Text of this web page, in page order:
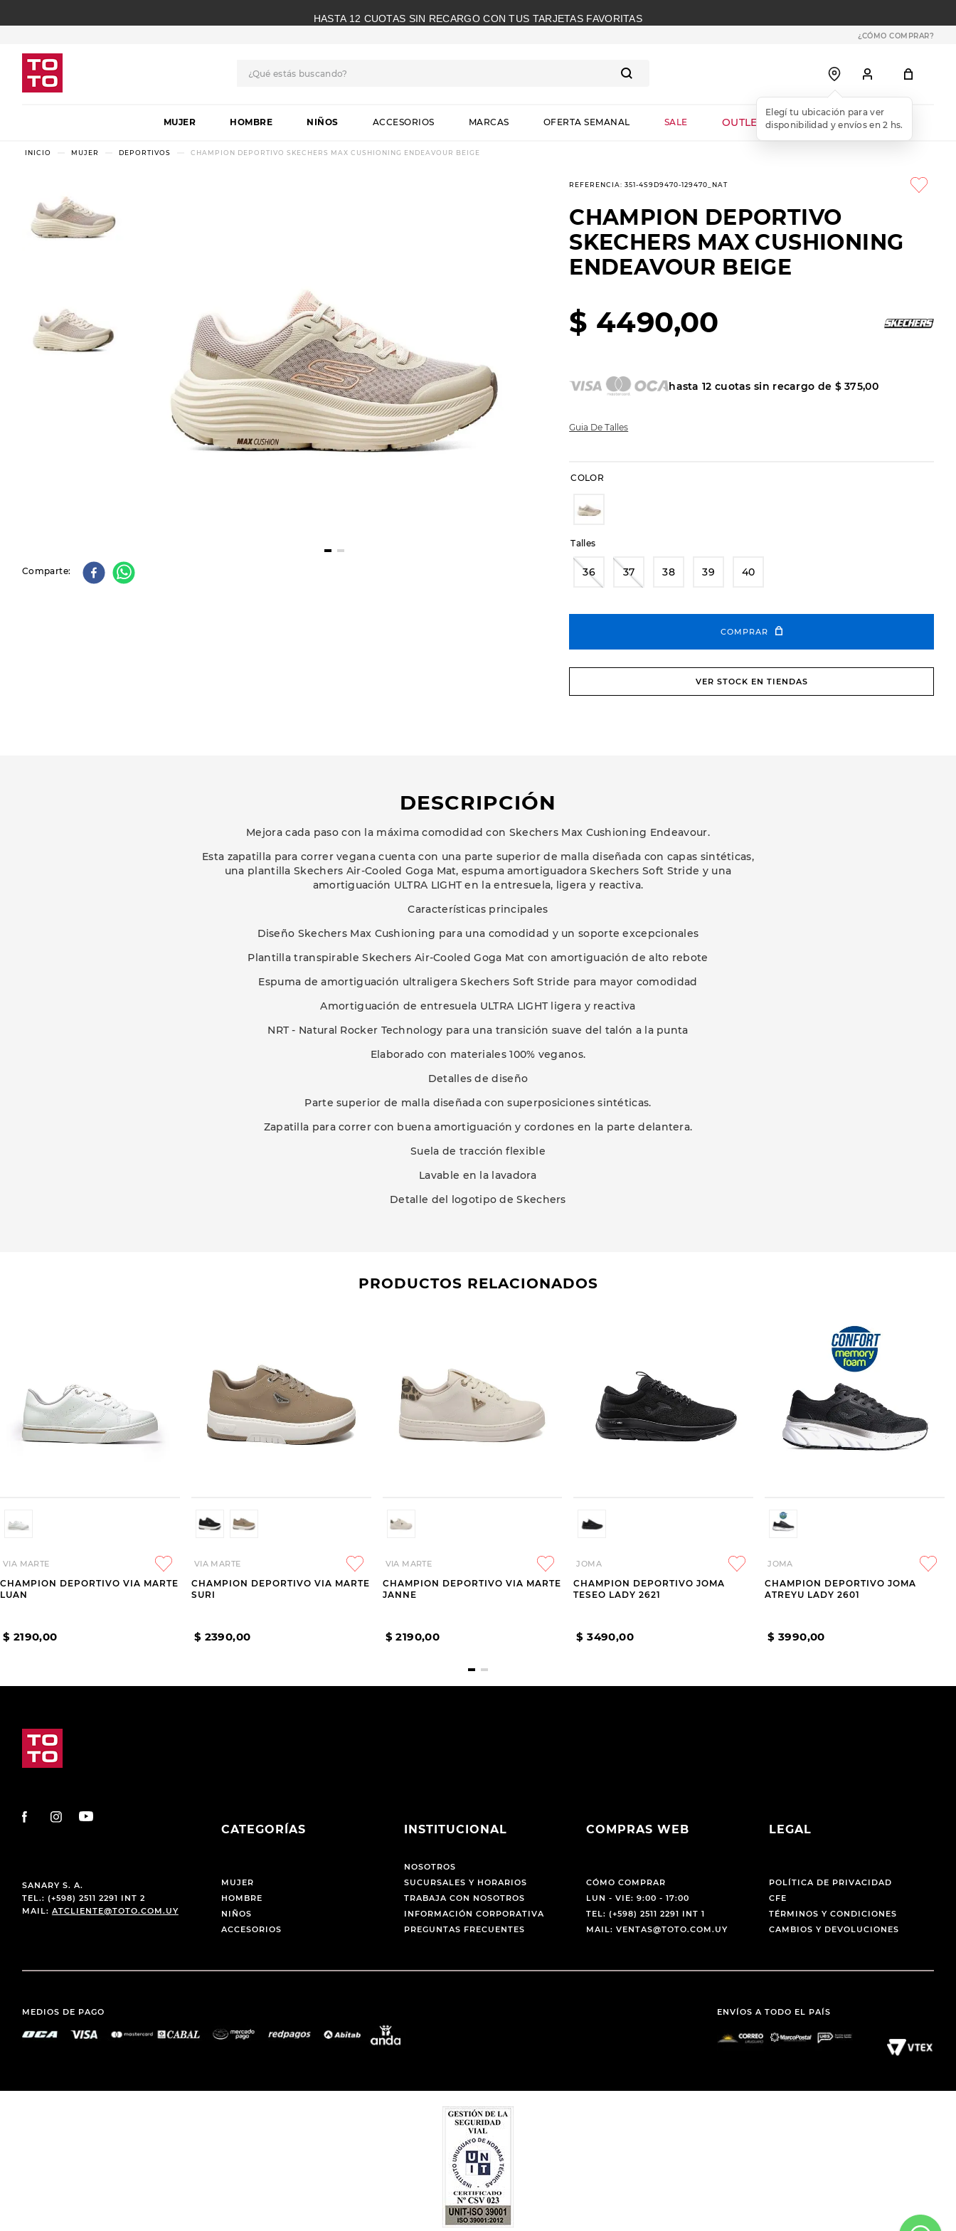
HASTA 12 CUOTAS SIN RECARGO CON TUS TARJETAS FAVORITAS
¿CÓMO COMPRAR?
MUJER HOMBRE NIÑOS ACCESORIOS MARCAS OFERTA SEMANAL SALE OUTLET WEB
MUJER DEPORTIVOS CHAMPION DEPORTIVO SKECHERS MAX CUSHIONING ENDEAVOUR BEIGE
Comparte
REFERENCIA:351-4S9D9470-129470_NAT
CHAMPION DEPORTIVO
SKECHERS MAX CUSHIONING
ENDEAVOUR BEIGE
$ 4490,00
hasta12 cuotas sin recargo de $ 375,00
Guia De Talles
COLOR
Talles
36 37 38 39 40
COMPRAR
VER STOCK EN TIENDAS
DESCRIPCIÓN
Mejora cada paso con la máxima comodidad con Skechers Max Cushioning Endeavour.
Esta zapatilla para correr vegana cuenta con una parte superior de malla diseñada con capas sintéticas,
una plantilla Skechers Air-Cooled Goga Mat, espuma amortiguadora Skechers Soft Stride y una
amortiguación ULTRA LIGHT en la entresuela, ligera y reactiva.
Características principales
Diseño Skechers Max Cushioning para una comodidad y un soporte excepcionales
Plantilla transpirable Skechers Air-Cooled Goga Mat con amortiguación de alto rebote
Espuma de amortiguación ultraligera Skechers Soft Stride para mayor comodidad
Amortiguación de entresuela ULTRA LIGHT ligera y reactiva
NRT - Natural Rocker Technology para una transición suave del talón a la punta
Elaborado con materiales 100% veganos.
Detalles de diseño
Parte superior de malla diseñada con superposiciones sintéticas.
Zapatilla para correr con buena amortiguación y cordones en la parte delantera.
Suela de tracción flexible
Lavable en la lavadora
Detalle del logotipo de Skechers
PRODUCTOS RELACIONADOS
VIA MARTE
CHAMPION DEPORTIVO VIA MARTE
LUAN
$ 2190,00
VIA MARTE
CHAMPION DEPORTIVO VIA MARTE
SURI
$ 2390,00
VIA MARTE
CHAMPION DEPORTIVO VIA MARTE
JANNE
$ 2190,00
JOMA
CHAMPION DEPORTIVO JOMA
TESEO LADY 2621
$ 3490,00
JOMA
CHAMPION DEPORTIVO JOMA
ATREYU LADY 2601
$ 3990,00
SANARY S. A.
TEL.: (+598) 2511 2291 INT 2
MAIL: ATCLIENTE@TOTO.COM.UY
CATEGORÍAS
MUJER
HOMBRE
NIÑOS
ACCESORIOS
INSTITUCIONAL
NOSOTROS
SUCURSALES Y HORARIOS
TRABAJA CON NOSOTROS
INFORMACIÓN CORPORATIVA
PREGUNTAS FRECUENTES
COMPRAS WEB
CÓMO COMPRAR
LUN - VIE: 9:00 - 17:00
TEL: (+598) 2511 2291 INT 1
MAIL: VENTAS@TOTO.COM.UY
LEGAL
POLÍTICA DE PRIVACIDAD
CFE
TÉRMINOS Y CONDICIONES
CAMBIOS Y DEVOLUCIONES
MEDIOS DE PAGO ENVÍOS A TODO EL PAÍS
1.
botas
.
skechers
slip-ins
10. botas dama